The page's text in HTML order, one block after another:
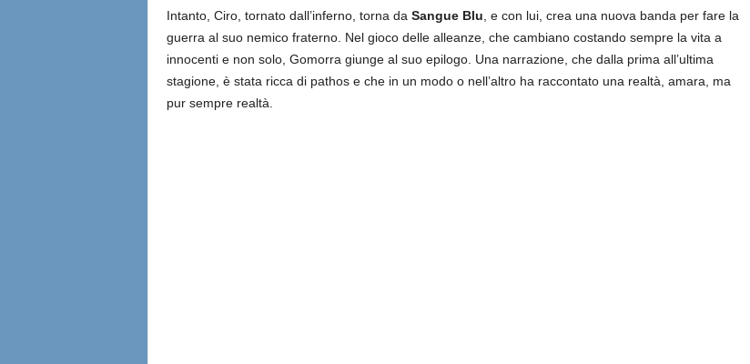
Intanto, Ciro, tornato dall’inferno, torna da Sangue Blu , e con lui, crea una nuova banda per fare la
guerra al suo nemico fraterno. Nel gioco delle alleanze, che cambiano costando sempre la vita a
innocenti e non solo, Gomorra giunge al suo epilogo. Una narrazione, che dalla prima all’ultima
stagione, è stata ricca di pathos e che in un modo o nell’altro ha raccontato una realtà, amara, ma
pur sempre realtà.